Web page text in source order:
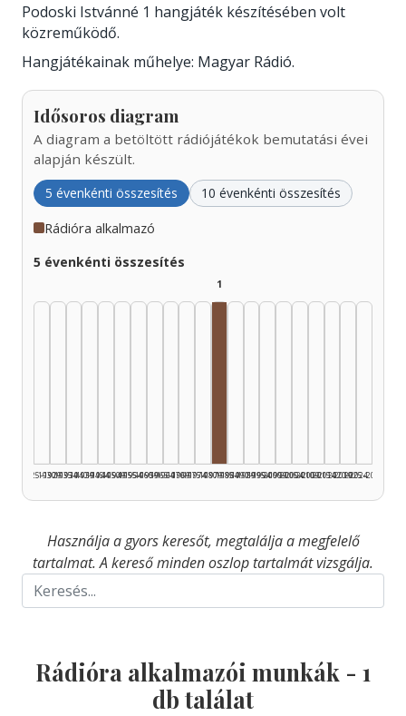
Podoski Istvánné 1 hangjáték készítésében volt
közreműködő.
Hangjátékainak műhelye: Magyar Rádió.
Idősoros diagram
A diagram a betöltött rádiójátékok bemutatási évei
alapján készült.
5 évenkénti összesítés 10 évenkénti összesítés
Rádióra alkalmazó
5 évenkénti összesítés
1925–1929
1930–1934
1935–1939
1940–1944
1945–1949
1950–1954
1955–1959
1960–1964
1965–1969
1970–1974
1975–1979
1
1980–1984
1985–1989
1990–1994
1995–1999
2000–2004
2005–2009
2010–2014
2015–2019
2020–2024
2025–2026
Használja a gyors keresőt, megtalálja a megfelelő
tartalmat. A kereső minden oszlop tartalmát vizsgálja.
Rádióra alkalmazói munkák - 1
db találat